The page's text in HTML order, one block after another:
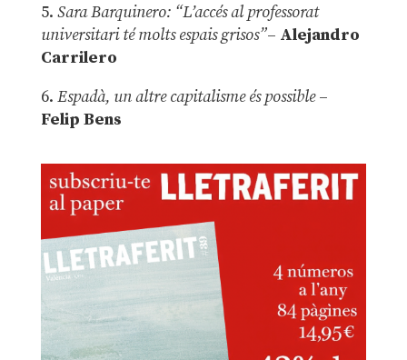
5. Sara Barquinero: “L’accés al professorat
universitari té molts espais grisos”– Alejandro
Carrilero
6. Espadà, un altre capitalisme és possible –
Felip Bens